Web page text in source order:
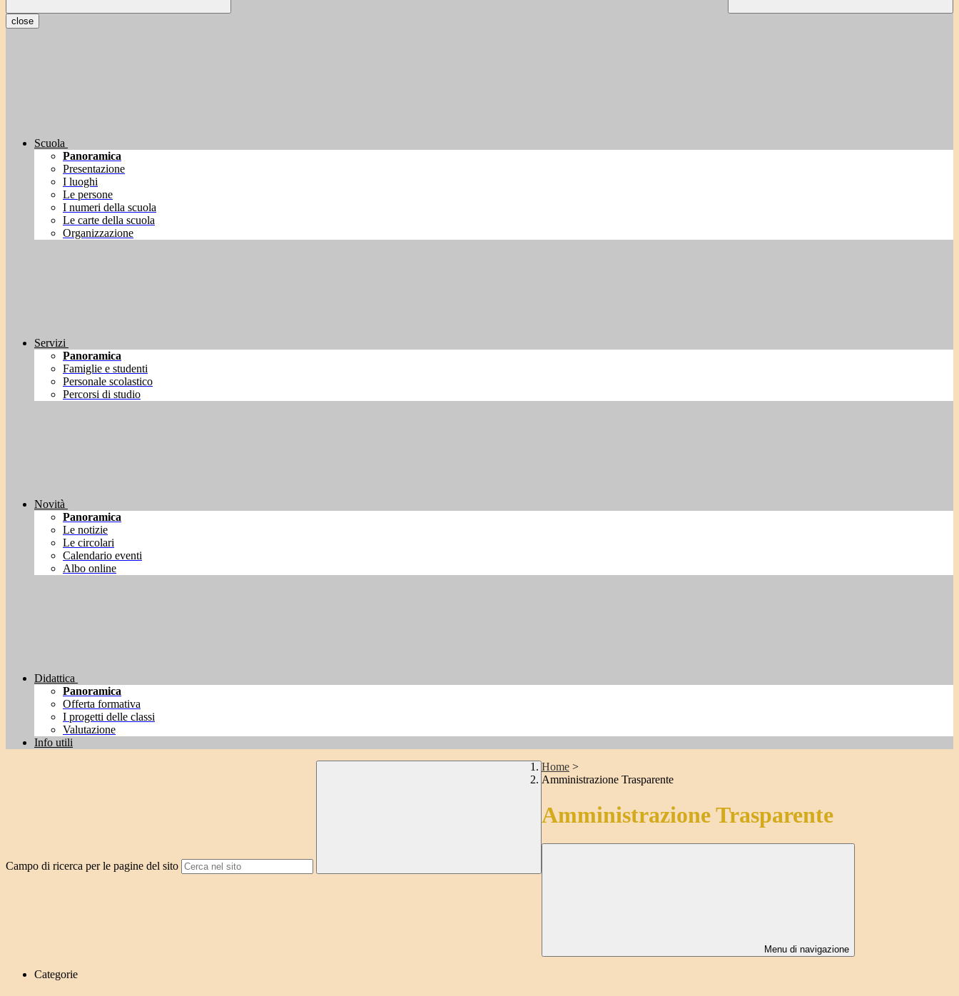
close
Scuola
Panoramica
Presentazione
I luoghi
Le persone
I numeri della scuola
Le carte della scuola
Organizzazione
Servizi
Panoramica
Famiglie e studenti
Personale scolastico
Percorsi di studio
Novità
Panoramica
Le notizie
Le circolari
Calendario eventi
Albo online
Didattica
Panoramica
Offerta formativa
I progetti delle classi
Valutazione
Info utili
Campo di ricerca per le pagine del sito
Home >
Amministrazione Trasparente
Amministrazione Trasparente
Menu di navigazione
Categorie